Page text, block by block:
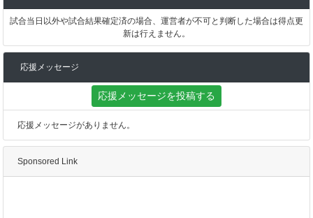
試合当日以外や試合結果確定済の場合、運営者が不可と判断した場合は得点更
新は行えません。
応援メッセージ
応援メッセージを投稿する
応援メッセージがありません。
Sponsored Link